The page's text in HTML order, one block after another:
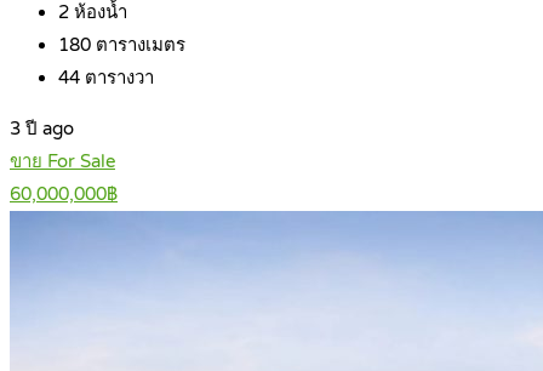
2 ห้องน้ำ
180 ตารางเมตร
44 ตารางวา
3 ปี ago
ขาย For Sale
60,000,000฿